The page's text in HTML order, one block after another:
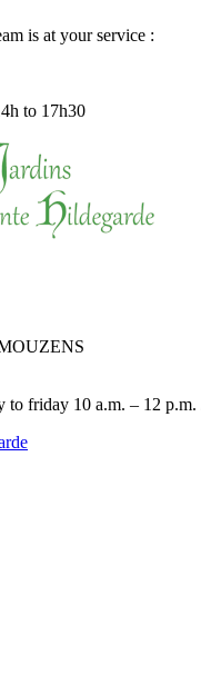
is at your service :
to 17h30
to friday 10 a.m. – 12